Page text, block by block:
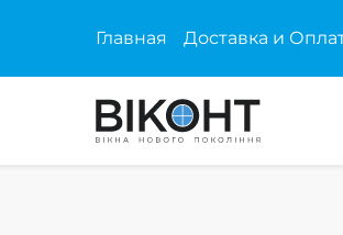
Главная Доставка и